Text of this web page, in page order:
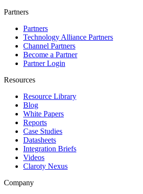
Partners
Partners
Technology Alliance Partners
Channel Partners
Become a Partner
Partner Login
Resources
Resource Library
Blog
White Papers
Reports
Case Studies
Datasheets
Integration Briefs
Videos
Claroty Nexus
Company